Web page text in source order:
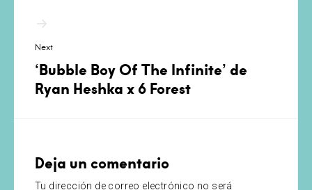
Next
‘Bubble Boy Of The Infinite’ de
Ryan Heshka x 6 Forest
Deja un comentario
Tu dirección de correo electrónico no será